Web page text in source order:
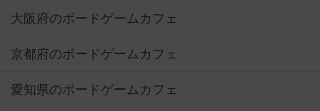
大阪府のボードゲームカフェ
京都府のボードゲームカフェ
愛知県のボードゲームカフェ